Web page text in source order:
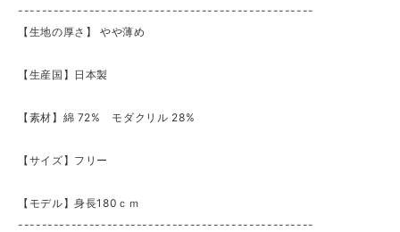
--------------------------------------------------
【生地の厚さ】 やや薄め
【生産国】日本製
【素材】綿 72% モダクリル 28%
【サイズ】フリー
【モデル】身長180ｃｍ
--------------------------------------------------